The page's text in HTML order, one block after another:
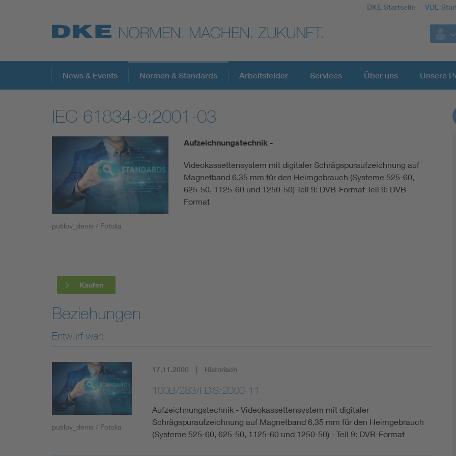
DKE Startseite VDE
Top-Themen
VDE Fokusthemen
Digital Security
Energy
Mobility
Smart Cities
DKE Fachinformationen im Kontext der
Circular Economy für mehr Ressourceneffizienz
News & Events Normen & Standards Arbeitsfelder Services Über uns Unsere
IEC 61834-9:2001-03
putilov_denis / Fotolia
Aufzeichnungstechnik -
Videokassettensystem mit digitaler Schrägspuraufzeichnung auf
Magnetband 6,35 mm für den Heimgebrauch (Systeme 525-60,
625-50, 1125-60 und 1250-50) Teil 9: DVB-Format Teil 9: DVB-
Format
Kaufen
Beziehungen
Entwurf war:
putilov_denis / Fotolia
17.11.2000 Historisch
100B/283/FDIS:2000-11
Aufzeichnungstechnik - Videokassettensystem mit digitaler
Schrägspuraufzeichnung auf Magnetband 6,35 mm für den Heimgebrauch
(Systeme 525-60, 625-50, 1125-60 und 1250-50) - Teil 9: DVB-Format